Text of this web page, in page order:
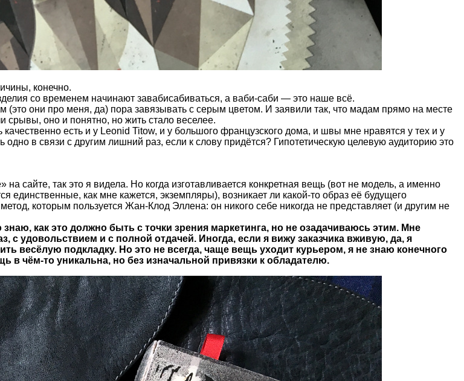
конечно.
со временем начинают завабисабиваться, а ваби-саби — это наше всё.
они про меня, да) пора завязывать с серым цветом. И заявили так, что мадам прямо на месте
оно и понятно, но жить стало веселее.
есть и у Leonid Titow, и у большого французского дома, и швы мне нравятся у тех и у
в связи с другим лишний раз, если к слову придётся? Гипотетическую целевую аудиторию это
сайте, так это я видела. Но когда изготавливается конкретная вещь (вот не модель, а именно
единственные, как мне кажется, экземпляры), возникает ли какой-то образ её будущего
которым пользуется Жан-Клод Эллена: он никого себе никогда не представляет (и другим не
как это должно быть с точки зрения маркетинга, но не озадачиваюсь этим. Мне
с удовольствием и с полной отдачей. Иногда, если я вижу заказчика вживую, да, я
весёлую подкладку. Но это не всегда, чаще вещь уходит курьером, я не знаю конечного
в чём-то уникальна, но без изначальной привязки к обладателю.